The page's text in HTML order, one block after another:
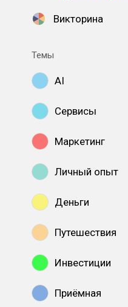
Викторина
Темы
AI
Сервисы
Маркетинг
Личный опыт
Деньги
Путешествия
Инвестиции
Приёмная